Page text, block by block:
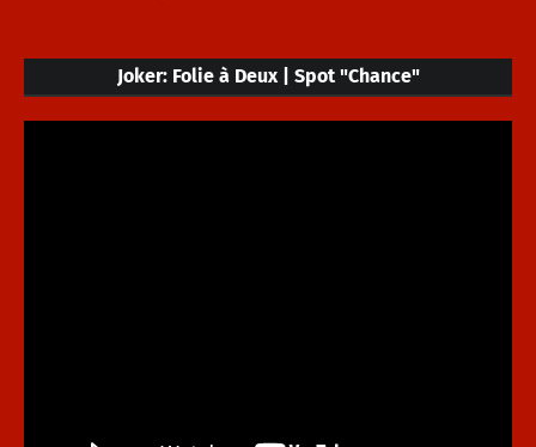
Joker: Folie à Deux | Spot "Chance"